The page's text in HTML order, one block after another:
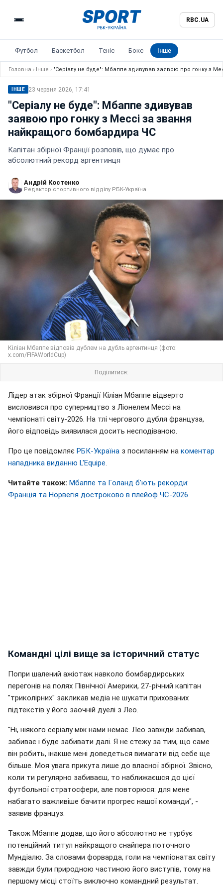
RBC.UA
Футбол Баскетбол Теніс Бокс Інше
Головна › Інше › "Серіалу не буде": Мбаппе здивував заявою про гонку з
ІНШЕ 23 червня 2026, 17:41
"Серіалу не буде": Мбаппе здивував
заявою про гонку з Мессі за звання
найкращого бомбардира ЧС
Капітан збірної Франції розповів, що думає про
абсолютний рекорд аргентинця
Андрій Костенко
Редактор спортивного відділу РБК-Україна
Кіліан Мбаппе відповів дублем на дубль аргентинця (фото:
x.com/FIFAWorldCup)
Поділитися:
Лідер атак збірної Франції Кіліан Мбаппе відверто
висловився про суперництво з Ліонелем Мессі на
чемпіонаті світу-2026. На тлі чергового дубля француза,
його відповідь виявилася досить несподіваною.
Про це повідомляє РБК-Україна з посиланням на коментар
нападника виданню L'Еquipe
Читайте також: Мбаппе та Голанд б'ють рекорди:
Франція та Норвегія достроково в плейоф ЧС-2026
Командні цілі вище за історичний статус
Попри шалений ажіотаж навколо бомбардирських
перегонів на полях Північної Америки, 27-річний капітан
"триколірних" закликав медіа не шукати прихованих
підтекстів у його заочній дуелі з Лео.
"Ні, ніякого серіалу між нами немає. Лео завжди забивав,
забиває і буде забивати далі. Я не стежу за тим, що саме
він робить, інакше мені доведеться вимагати від себе ще
більше. Моя увага прикута лише до власної збірної. Звісно,
коли ти регулярно забиваєш, то наближаєшся до цієї
футбольної стратосфери, але повторюся: для мене
набагато важливіше бачити прогрес нашої команди", -
заявив француз.
Також Мбаппе додав, що його абсолютно не турбує
потенційний титул найкращого снайпера поточного
Мундіалю. За словами форварда, голи на чемпіонатах світу
завжди були природною частиною його виступів, тому на
першому місці стоїть виключно командний результат.